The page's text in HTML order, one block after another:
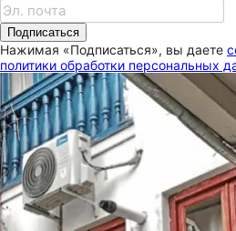
Подписаться
Нажимая «Подписаться», вы даете
политики обработки персональных